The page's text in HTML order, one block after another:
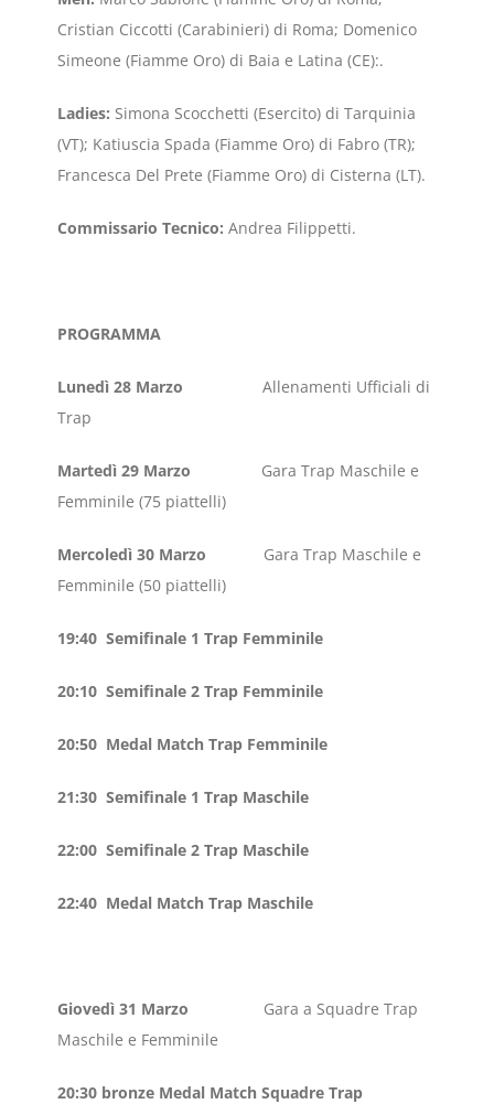
Cristian Ciccotti (Carabinieri) di Roma; Domenico
Simeone (Fiamme Oro) di Baia e Latina (CE):.
Ladies: Simona Scocchetti (Esercito) di Tarquinia
(VT); Katiuscia Spada (Fiamme Oro) di Fabro (TR);
Francesca Del Prete (Fiamme Oro) di Cisterna (LT).
Commissario Tecnico: Andrea Filippetti.
PROGRAMMA
Lunedì 28 Marzo Allenamenti Ufficiali di
Trap
Martedì 29 Marzo Gara Trap Maschile e
Femminile (75 piattelli)
Mercoledì 30 Marzo Gara Trap Maschile e
Femminile (50 piattelli)
19:40 Semifinale 1 Trap Femminile
20:10 Semifinale 2 Trap Femminile
20:50 Medal Match Trap Femminile
21:30 Semifinale 1 Trap Maschile
22:00 Semifinale 2 Trap Maschile
22:40 Medal Match Trap Maschile
Giovedì 31 Marzo Gara a Squadre Trap
Maschile e Femminile
20:30 bronze Medal Match Squadre Trap